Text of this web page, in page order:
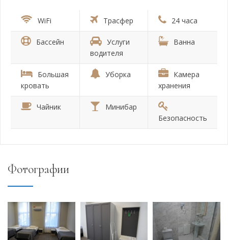
WiFi Трасфер 24 часа
Бассейн
Услуги
водителя
Ванна
Большая
кровать
Уборка
Камера
хранения
Чайник
Минибар
Безопасность
Фотографии